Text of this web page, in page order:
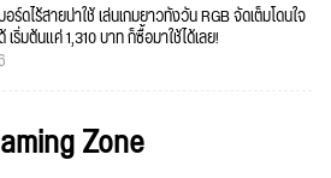
ร์ดไร้สายน่าใช้ เล่นเกมยาวทั้งวัน RGB จัดเต็มโดนใจ
เริ่มต้นแค่ 1,310 บาท ก็ซื้อมาใช้ได้เลย!
Zone